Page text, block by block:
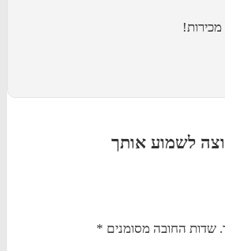
לשמוע אותך
שדות החובה מסומנים *